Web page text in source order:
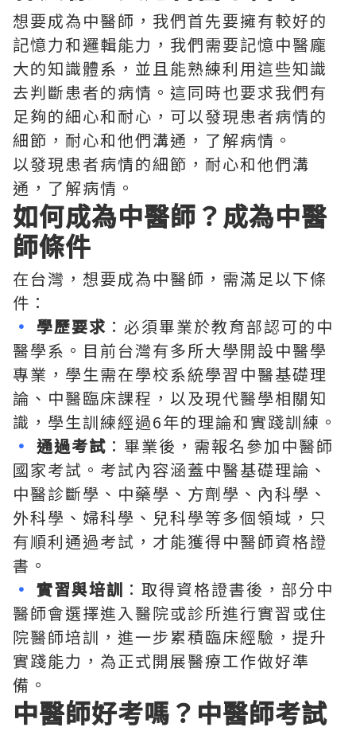
想要成為中醫師，我們首先要擁有較好的
記憶力和邏輯能力，我們需要記憶中醫龐
大的知識體系，並且能熟練利用這些知識
去判斷患者的病情。這同時也要求我們有
足夠的細心和耐心，可以發現患者病情的
細節，耐心和他們溝通，了解病情。
以發現患者病情的細節，耐心和他們溝
通，了解病情。
如何成為中醫師？成為中醫
師條件
在台灣，想要成為中醫師，需滿足以下條
件：
• 學歷要求 ：必須畢業於教育部認可的中
醫學系。目前台灣有多所大學開設中醫學
專業，學生需在學校系統學習中醫基礎理
論、中醫臨床課程，以及現代醫學相關知
識，學生訓練經過6年的理論和實踐訓練。
• 通過考試 ：畢業後，需報名參加中醫師
國家考試。考試內容涵蓋中醫基礎理論、
中醫診斷學、中藥學、方劑學、內科學、
外科學、婦科學、兒科學等多個領域，只
有順利通過考試，才能獲得中醫師資格證
書。
• 實習與培訓 ：取得資格證書後，部分中
醫師會選擇進入醫院或診所進行實習或住
院醫師培訓，進一步累積臨床經驗，提升
實踐能力，為正式開展醫療工作做好準
備。
中醫師好考嗎？中醫師考試